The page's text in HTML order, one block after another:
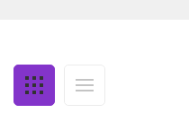
CONTACTO
MI CUENTA